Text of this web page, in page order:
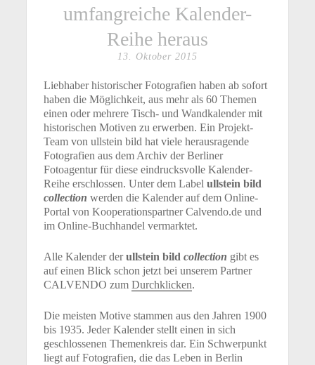
umfangreiche Kalender-
Reihe heraus
13. Oktober 2015
Liebhaber historischer Fotografien haben ab sofort
haben die Möglichkeit, aus mehr als 60 Themen
einen oder mehrere Tisch- und Wandkalender mit
historischen Motiven zu erwerben. Ein Projekt-
Team von ullstein bild hat viele herausragende
Fotografien aus dem Archiv der Berliner
Fotoagentur für diese eindrucksvolle Kalender-
Reihe erschlossen. Unter dem Labelullstein bild
collection werden die Kalender auf dem Online-
Portal von Kooperationspartner Calvendo.de und
im Online-Buchhandel vermarktet.
Alle Kalender derullstein bildcollection gibt es
auf einen Blick schon jetzt bei unserem Partner
CALVENDO zumDurchklicken.
Die meisten Motive stammen aus den Jahren 1900
bis 1935. Jeder Kalender stellt einen in sich
geschlossenen Themenkreis dar. Ein Schwerpunkt
liegt auf Fotografien, die das Leben in Berlin